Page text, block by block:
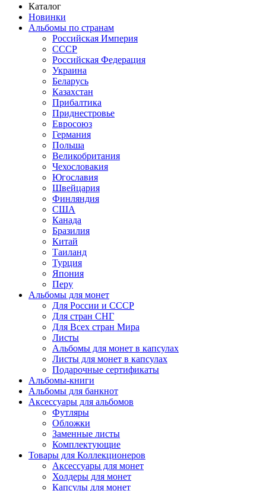
Каталог
Новинки
Альбомы по странам
Российская Империя
СССР
Российская Федерация
Украина
Беларусь
Казахстан
Прибалтика
Приднестровье
Евросоюз
Германия
Польша
Великобритания
Чехословакия
Югославия
Швейцария
Финляндия
США
Канада
Бразилия
Китай
Таиланд
Турция
Япония
Перу
Альбомы для монет
Для России и СССР
Для стран СНГ
Для Всех стран Мира
Листы
Альбомы для монет в капсулах
Листы для монет в капсулах
Подарочные сертификаты
Альбомы-книги
Альбомы для банкнот
Аксессуары для альбомов
Футляры
Обложки
Заменные листы
Комплектующие
Товары для Коллекционеров
Аксессуары для монет
Холдеры для монет
Капсулы для монет